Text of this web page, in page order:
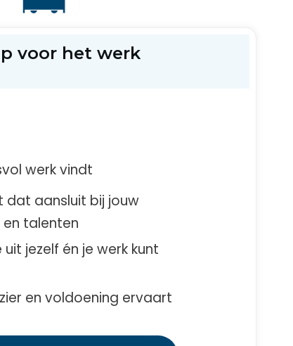
voor het werk
werk vindt
dat aansluit bij jouw
talenten
jezelf én je werk kunt
en voldoening ervaart